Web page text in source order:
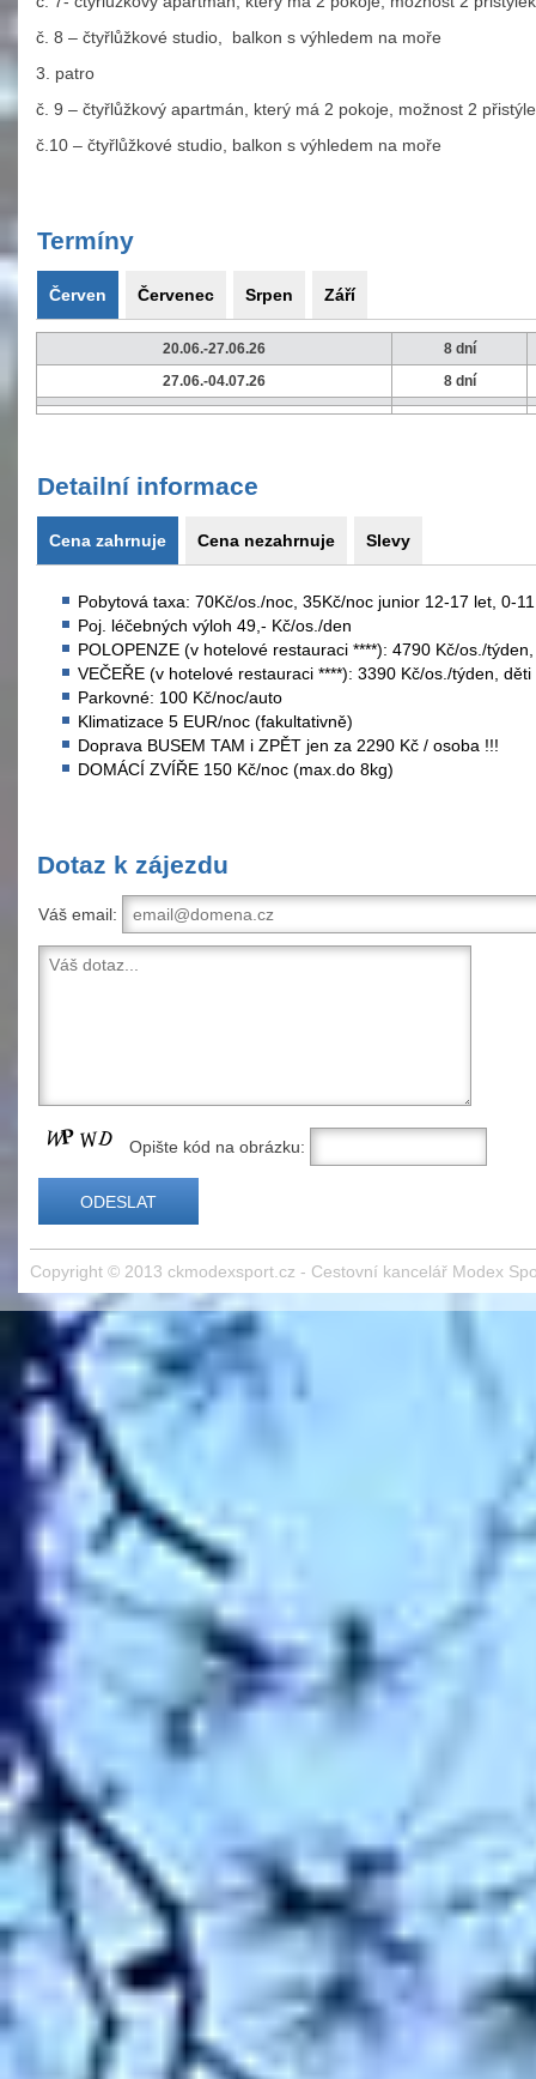
č. 8 – čtyřlůžkové studio, balkon s výhledem na moře
3. patro
č. 9 – čtyřlůžkový apartmán, který má 2 pokoje, možnost 2
č.10 – čtyřlůžkové studio, balkon s výhledem na moře
Termíny
Červen Červenec Srpen Září
20.06.-27.06.26 8 dní
27.06.-04.07.26 8 dní
Detailní informace
Cena zahrnuje Cena nezahrnuje Slevy
Pobytová taxa: 70Kč/os./noc, 35Kč/noc junior 12-17 let, 0-
Poj. léčebných výloh 49,- Kč/os./den
POLOPENZE (v hotelové restauraci ****): 4790 Kč/os./
VEČEŘE (v hotelové restauraci ****): 3390 Kč/os./týden,
Parkovné: 100 Kč/noc/auto
Klimatizace 5 EUR/noc (fakultativně)
Doprava BUSEM TAM i ZPĚT jen za 2290 Kč / osoba !!!
DOMÁCÍ ZVÍŘE 150 Kč/noc (max.do 8kg)
Dotaz k zájezdu
Váš email:
Opište kód na obrázku:
Copyright © 2013 ckmodexsport.cz - Cestovní kancelář Modex